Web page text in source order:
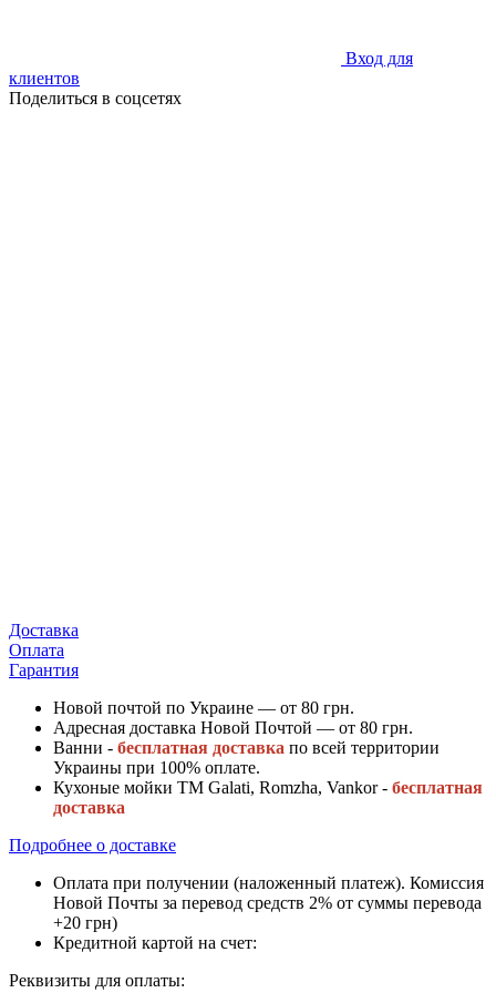
Вход для
клиентов
Поделиться в соцсетях
Доставка
Оплата
Гарантия
Новой почтой по Украине — от 80 грн.
Адресная доставка Новой Почтой — от 80 грн.
Ванни - бесплатная доставка по всей территории
Украины при 100% оплате.
Кухоные мойки ТМ Galati, Romzha, Vankor - бесплатная
доставка
Подробнее о доставке
Оплата при получении (наложенный платеж). Комиссия
Новой Почты за перевод средств 2% от суммы перевода
+20 грн)
Кредитной картой на счет:
Реквизиты для оплаты: